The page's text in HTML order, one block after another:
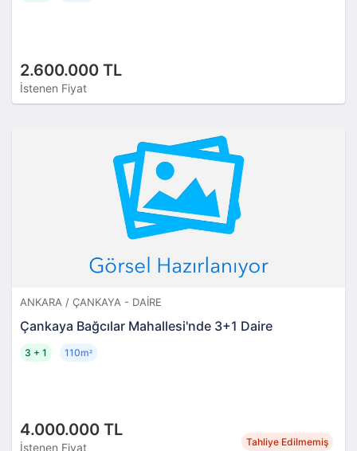
2.600.000 TL
İstenen Fiyat
ANKARA / ÇANKAYA - DAIRE
Çankaya Bağcılar Mahallesi'nde 3+1 Daire
4.000.000 TL
İstenen Fiyat Tahliye Edilmemiş
3 + 1 110m²